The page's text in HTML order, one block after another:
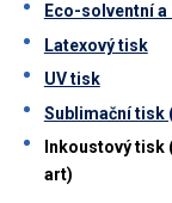
Eco-solventní
Latexový tisk
UV tisk
Sublimační tisk
Inkoustový tisk
art)